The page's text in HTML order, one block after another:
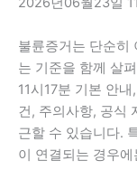
불륜증거는 단순히
는 기준을 함께 살
11시17분 기본 안
건, 주의사항, 공식
근할 수 있습니다.
이 연결되는 경우